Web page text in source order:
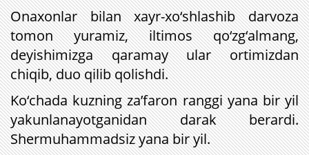
Onaxonlar bilan xayr-xo‘shlashib darvoza
tomon yuramiz, iltimos qo‘zg‘almang,
deyishimizga qaramay ular ortimizdan
chiqib, duo qilib qolishdi.
Ko‘chada kuzning za’faron ranggi yana bir yil
yakunlanayotganidan darak berardi.
Shermuhammadsiz yana bir yil.